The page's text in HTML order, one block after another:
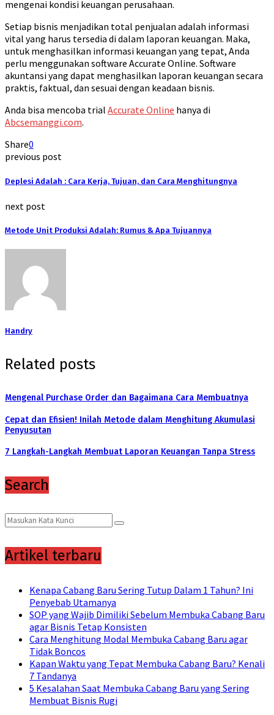
mengenai kondisi keuangan perusahaan.
Setiap bisnis menjadikan total penjualan adalah informasi
vital yang harus tersedia di dalam laporan keuangan. Maka,
untuk menghasilkan informasi keuangan yang tepat, Anda
perlu menggunakan software Accurate Online. Software
akuntansi yang dapat menghasilkan laporan keuangan secara
praktis, faktual, dan sesuai dengan keadaan bisnis.
Anda bisa mencoba trial Accurate Online hanya di
Abcsemanggi.com.
Share0
previous post
Deplesi Adalah : Cara Kerja, Tujuan, dan Cara Menghitungnya
next post
Metode Unit Produksi Adalah: Rumus & Apa Tujuannya
Handry
Related posts
Mengenal Purchase Order dan Bagaimana Cara Membuatnya
Cepat dan Efisien! Inilah Metode dalam Menghitung Akumulasi
Penyusutan
7 Langkah-Langkah Membuat Laporan Keuangan Tanpa Stress
Search
Search
for:
Search
Artikel terbaru
Kenapa Cabang Baru Sering Tutup Dalam 1 Tahun? Ini
Penyebab Utamanya
SOP yang Wajib Dimiliki Sebelum Membuka Cabang Baru
agar Bisnis Tetap Konsisten
Cara Menghitung Modal Membuka Cabang Baru agar
Tidak Boncos
Kapan Waktu yang Tepat Membuka Cabang Baru? Kenali
7 Tandanya
5 Kesalahan Saat Membuka Cabang Baru yang Sering
Membuat Bisnis Rugi